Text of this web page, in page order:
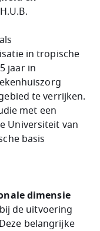
in tropische
jaar in
te verrijken.
met een
Universiteit van
basis
dimensie
de uitvoering
belangrijke